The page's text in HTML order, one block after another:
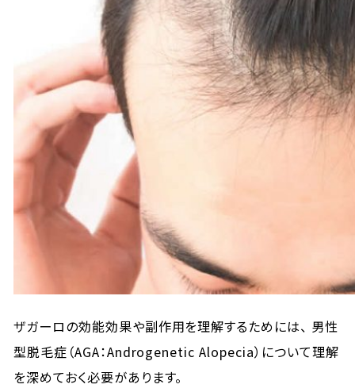
ザガーロの効能効果や副作用を理解するためには、 男性
型脱毛症（AGA：Androgenetic Alopecia）について理解
を深めておく必要があります。